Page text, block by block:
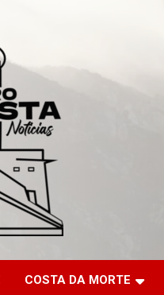
COSTA DA MORTE